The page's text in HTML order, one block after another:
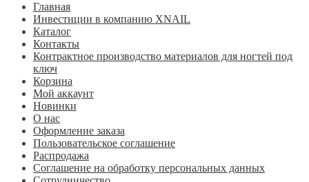
Главная
Инвестиции в компанию XNAIL
Каталог
Контакты
Контрактное производство материалов для ногтей под
ключ
Корзина
Мой аккаунт
Новинки
О нас
Оформление заказа
Пользовательское соглашение
Распродажа
Соглашение на обработку персональных данных